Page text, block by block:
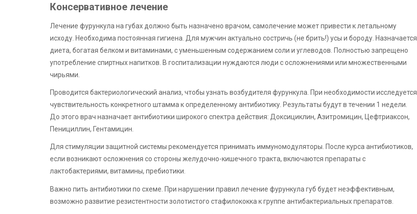
Консервативное лечение
Лечение фурункула на губах должно быть назначено врачом, самолечение может привести к летальному
исходу. Необходима постоянная гигиена. Для мужчин актуально состричь (не брить!) усы и бороду. Назначается
диета, богатая белком и витаминами, с уменьшенным содержанием соли и углеводов. Полностью запрещено
употребление спиртных напитков. В госпитализации нуждаются люди с осложнениями или множественными
чирьями.
Проводится бактериологический анализ, чтобы узнать возбудителя фурункула. При необходимости исследуется
чувствительность конкретного штамма к определенному антибиотику. Результаты будут в течении 1 недели.
До этого врач назначает антибиотики широкого спектра действия: Доксициклин, Азитромицин, Цефтриаксон,
Пенициллин, Гентамицин.
Для стимуляции защитной системы рекомендуется принимать иммуномодуляторы. После курса антибиотиков,
если возникают осложнения со стороны желудочно-кишечного тракта, включаются препараты с
лактобактериями, витамины, пребиотики.
Важно пить антибиотики по схеме. При нарушении правил лечение фурункула губ будет неэффективным,
возможно развитие резистентности золотистого стафилококка к группе антибактериальных препаратов.